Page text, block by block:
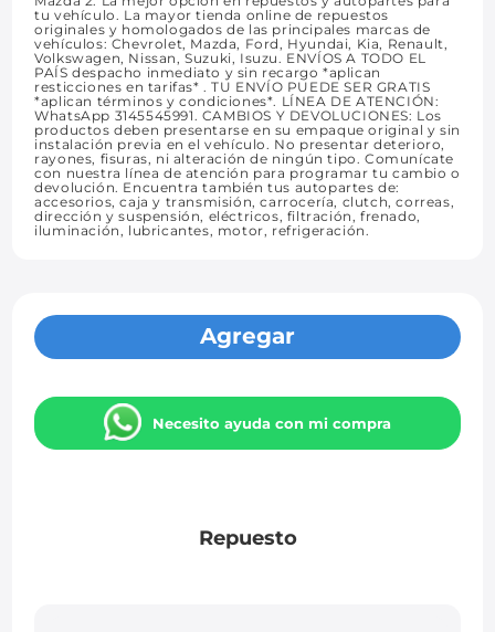
tu vehículo. La mayor tienda online de repuestos
originales y homologados de las principales marcas de
vehículos: Chevrolet, Mazda, Ford, Hyundai, Kia, Renault,
Volkswagen, Nissan, Suzuki, Isuzu. ENVÍOS A TODO EL
PAÍS despacho inmediato y sin recargo *aplican
resticciones en tarifas* . TU ENVÍO PUEDE SER GRATIS
*aplican términos y condiciones*. LÍNEA DE ATENCIÓN:
WhatsApp 3145545991. CAMBIOS Y DEVOLUCIONES: Los
productos deben presentarse en su empaque original y sin
instalación previa en el vehículo. No presentar deterioro,
rayones, fisuras, ni alteración de ningún tipo. Comunícate
con nuestra línea de atención para programar tu cambio o
devolución. Encuentra también tus autopartes de:
accesorios, caja y transmisión, carrocería, clutch, correas,
dirección y suspensión, eléctricos, filtración, frenado,
iluminación, lubricantes, motor, refrigeración.
Agregar
Necesito ayuda con mi compra
Repuesto